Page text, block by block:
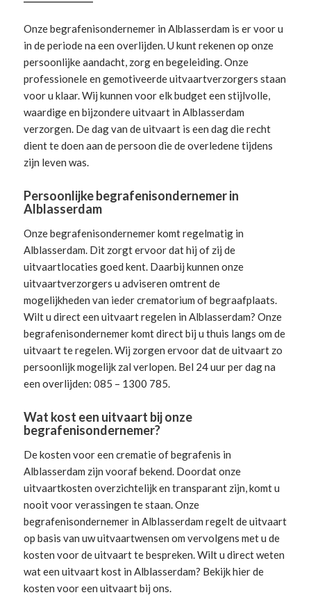
Onze begrafenisondernemer in Alblasserdam is er voor u
in de periode na een overlijden. U kunt rekenen op onze
persoonlijke aandacht, zorg en begeleiding.Onze
professionele en gemotiveerde uitvaartverzorgers staan
voor u klaar. Wij kunnen voor elk budget een stijlvolle,
waardige en bijzondere uitvaart in Alblasserdam
verzorgen. De dag van de uitvaart is een dag die recht
dient te doen aan de persoon die de overledene tijdens
zijn leven was.
Persoonlijke begrafenisondernemer in
Alblasserdam
Onze begrafenisondernemer komt regelmatig in
Alblasserdam. Dit zorgt ervoor dat hij of zij de
uitvaartlocaties goed kent. Daarbij kunnen onze
uitvaartverzorgers u adviseren omtrent de
mogelijkheden van ieder crematorium of begraafplaats.
Wilt u direct een uitvaart regelen in Alblasserdam? Onze
begrafenisondernemer komt direct bij u thuis langs om de
uitvaart te regelen. Wij zorgen ervoor dat de uitvaart zo
persoonlijk mogelijk zal verlopen. Bel 24 uur per dag na
een overlijden: 085 – 1300 785.
Wat kost een uitvaart bij onze
begrafenisondernemer?
De kosten voor een crematie of begrafenis in
Alblasserdam zijn vooraf bekend. Doordat onze
uitvaartkosten overzichtelijk en transparant zijn, komt u
nooit voor verassingen te staan. Onze
begrafenisondernemer in Alblasserdam regelt de uitvaart
op basis van uw uitvaartwensen om vervolgens met u de
kosten voor de uitvaart te bespreken. Wilt u direct weten
wat een uitvaart kost in Alblasserdam? Bekijk hier de
kosten voor een uitvaartbij ons.